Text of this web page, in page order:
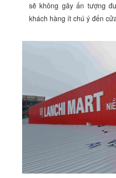
sẽ không gây ấn tượng
khách hàng ít chú ý đến